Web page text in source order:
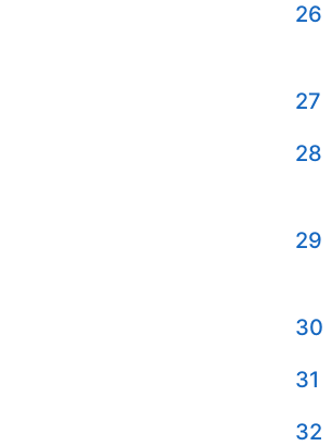
26
27
28
29
30
31
32